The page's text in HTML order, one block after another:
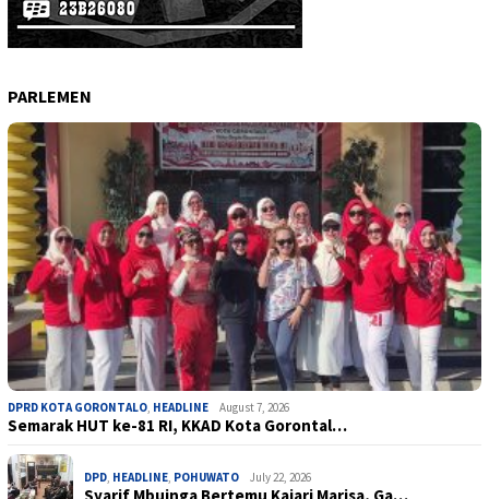
PARLEMEN
DPRD KOTA GORONTALO HEADLINE August 7, 2026
Semarak HUT ke-81 RI, KKAD Kota Gorontal…
DPD HEADLINE POHUWATO July 22, 2026
Syarif Mbuinga Bertemu Kajari Marisa, Ga…